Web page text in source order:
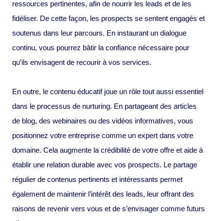
ressources pertinentes, afin de nourrir les leads et de les
fidéliser. De cette façon, les prospects se sentent engagés et
soutenus dans leur parcours. En instaurant un dialogue
continu, vous pourrez bâtir la confiance nécessaire pour
qu’ils envisagent de recourir à vos services.
En outre, le contenu éducatif joue un rôle tout aussi essentiel
dans le processus de nurturing. En partageant des articles
de blog, des webinaires ou des vidéos informatives, vous
positionnez votre entreprise comme un expert dans votre
domaine. Cela augmente la crédibilité de votre offre et aide à
établir une relation durable avec vos prospects. Le partage
régulier de contenus pertinents et intéressants permet
également de maintenir l’intérêt des leads, leur offrant des
raisons de revenir vers vous et de s’envisager comme futurs